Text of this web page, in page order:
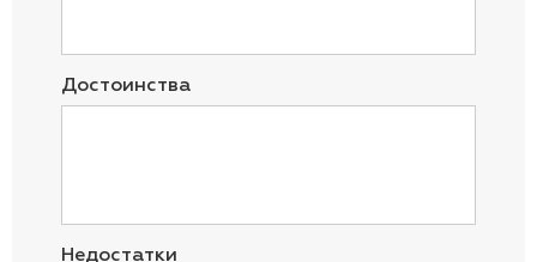
Достоинства
Недостатки